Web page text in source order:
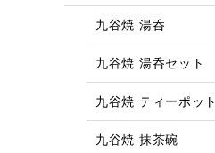
九谷焼 湯呑
九谷焼 湯呑セット
九谷焼 ティーポット
九谷焼 抹茶碗